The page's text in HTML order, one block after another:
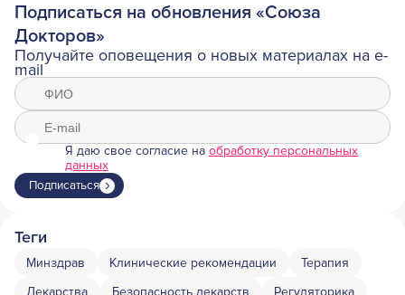
Подписаться на обновления «Союза
Докторов»
Получайте оповещения о новых материалах на e-
mail
Я даю свое согласие на обработку персональных
данных
Подписаться
Теги
Минздрав Клинические рекомендации
Терапия